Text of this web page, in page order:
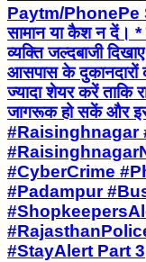
Paytm/
सामान या कैश न दें। *
व्यक्ति जल्दबाजी
आसपास के दुकानदारों
ज्यादा शेयर करें ताकि
जागरूक हो सकें और
#Raisinghnagar
#CyberCrime
#Padampur
#StayAlert Part 3